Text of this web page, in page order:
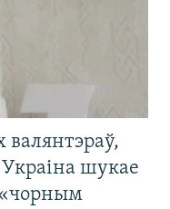
валянтэраў,
шукае
«чорным